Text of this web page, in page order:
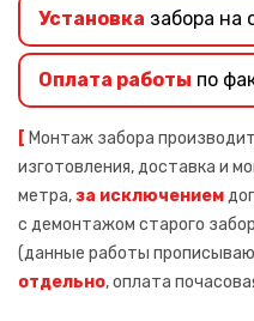
Установка забора на
Оплата работы по
[ Монтаж забора
изготовления, доставка и
метра,за исключением
с демонтажом старого
(данные работы
отдельно, оплата